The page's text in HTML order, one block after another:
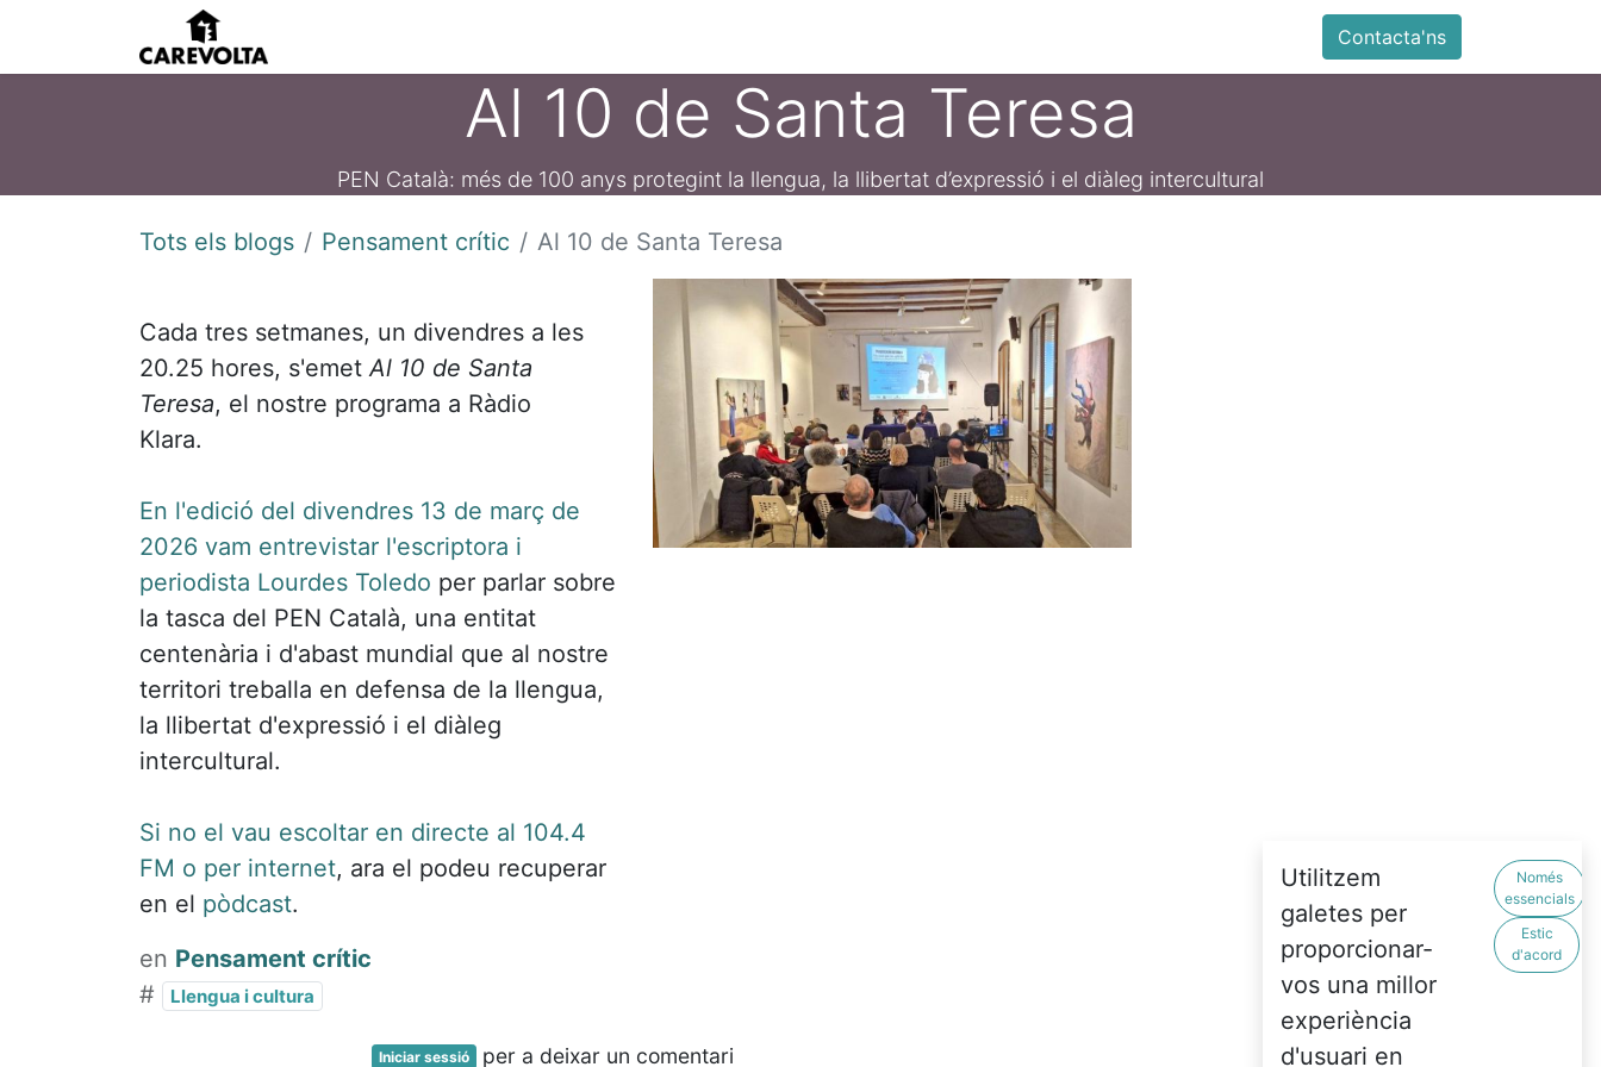
Antiga web Botiga
Contacta'ns
Al 10 de Santa Teresa
PEN Català: més de 100 anys protegint la llengua, la llibertat d’expressió i el diàleg intercultural
Tots els blogs Pensament crític Al 10 de Santa Teresa
Cada tres setmanes, un divendres a les
20.25 hores, s'emetAl 10 de Santa
Teresa, el nostre programa a Ràdio
Klara.
En l'edició del divendres 13 de març de
2026 vam entrevistar l'escriptora i
periodista Lourdes Toledo per parlar sobre
la tasca del PEN Català, una entitat
centenària i d'abast mundial que al nostre
territori treballa en defensa de la llengua,
la llibertat d'expressió i el diàleg
intercultural.
Si no el vau escoltar en directe al 104.4
FM o per internet, ara el podeu recuperar
en el pòdcast.
en Pensament crític
#
Llengua i cultura
Iniciar sessió per a deixar un comentari
Utilitzem
galetes per
proporcionar-
vos una millor
experiència
d'usuari en
Només
essencials
Estic
d'acord